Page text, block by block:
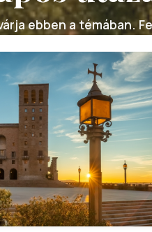
ebben a témában.